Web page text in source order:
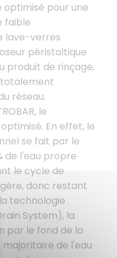
pour une
faible
lave-verres
péristaltique
produit de rinçage,
totalement
réseau.
le
En effet, le
se fait par le
de l'eau propre
le cycle de
donc restant
technologie
System), la
par le fond de la
majoritaire de l'eau